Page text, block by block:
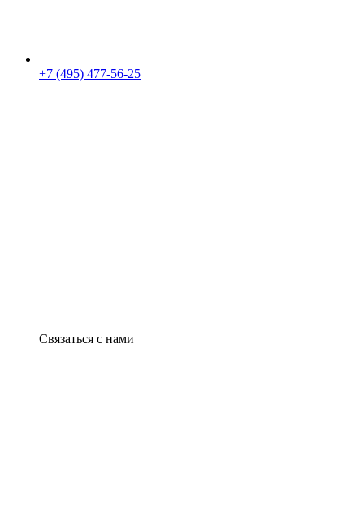
+7 (495) 477-56-25
Связаться с нами